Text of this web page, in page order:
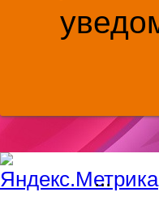
...